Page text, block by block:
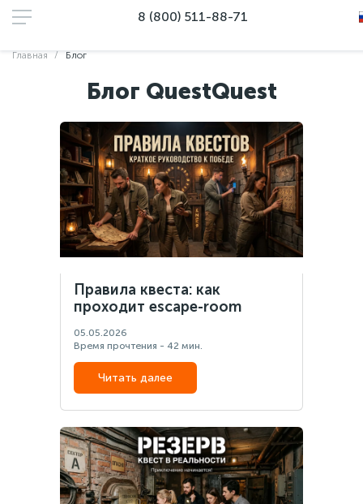
8 (800) 511-88-71
Главная Блог
Блог QuestQuest
Правила квеста: как
проходит escape-room
05.05.2026
Время прочтения - 42 мин.
Читать далее